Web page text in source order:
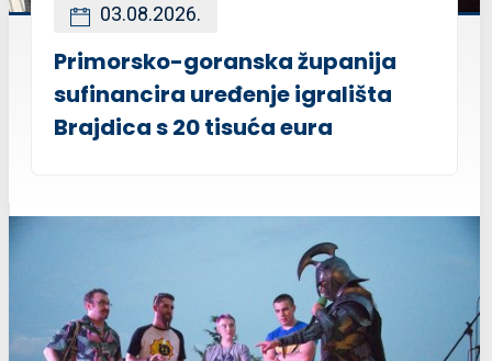
03.08.2026.
Primorsko-goranska županija
sufinancira uređenje igrališta
Brajdica s 20 tisuća eura